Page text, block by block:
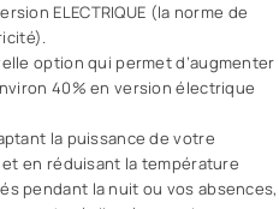
ELECTRIQUE (la norme de
option qui permet d’augmenter
40% en version électrique
la puissance de votre
en réduisant la température
pendant la nuit ou vos absences,